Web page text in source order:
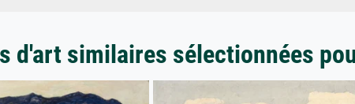
d'art similaires sélectionnées